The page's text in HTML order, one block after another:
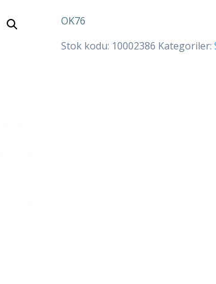
OK76
Stok kodu: 10002386 Kategoriler: